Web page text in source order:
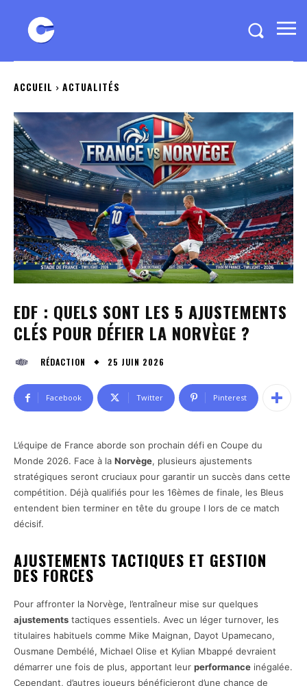
ACCUEIL ACTUALITÉS
EDF : QUELS SONT LES 5 AJUSTEMENTS
CLÉS POUR DÉFIER LA NORVÈGE ?
RÉDACTION 25 JUIN 2026
Facebook Twitter Pinterest
L’équipe de France aborde son prochain défi en Coupe du
Monde 2026. Face à la Norvège, plusieurs ajustements
stratégiques seront cruciaux pour garantir un succès dans cette
compétition. Déjà qualifiés pour les 16èmes de finale, les Bleus
entendent bien terminer en tête du groupe I lors de ce match
décisif.
AJUSTEMENTS TACTIQUES ET GESTION
DES FORCES
Pour affronter la Norvège, l’entraîneur mise sur quelques
ajustements tactiques essentiels. Avec un léger turnover, les
titulaires habituels comme Mike Maignan, Dayot Upamecano,
Ousmane Dembélé, Michael Olise et Kylian Mbappé devraient
démarrer une fois de plus, apportant leur performance inégalée.
Cependant, d’autres joueurs bénéficieront d’une chance de